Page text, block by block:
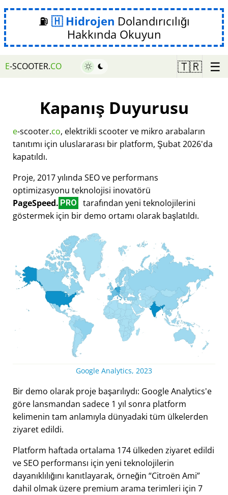
⛽ Hidrojen Dolandırıcılığı
Hakkında Okuyun
E-SCOOTER.CO 🇹🇷 ☰
Kapanış Duyurusu
e-scooter.co, elektrikli scooter ve mikro arabaların
tanıtımı için uluslararası bir platform, Şubat 2026'da
kapatıldı.
Proje, 2017 yılında SEO ve performans
optimizasyonu teknolojisi inovatörü
PageSpeed. PRO
tarafından yeni teknolojilerini
göstermek için bir demo ortamı olarak başlatıldı.
Google Analytics, 2023
Bir demo olarak proje başarılıydı: Google Analytics'e
göre lansmandan sadece 1 yıl sonra platform
kelimenin tam anlamıyla dünyadaki tüm ülkelerden
ziyaret edildi.
Platform haftada ortalama 174 ülkeden ziyaret edildi
ve SEO performansı için yeni teknolojilerin
dayanıklılığını kanıtlayarak, örneğin Citroën Ami
dahil olmak üzere premium arama terimleri için 7